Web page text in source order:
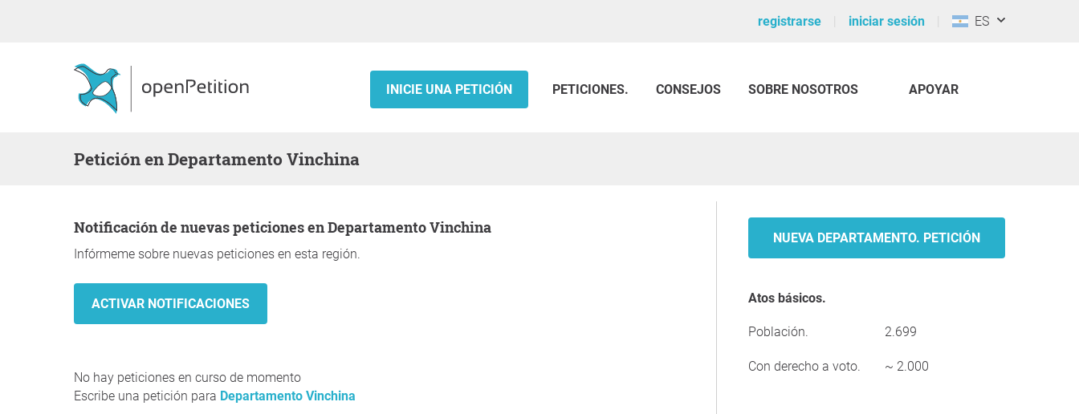
registrarse iniciar sesión ES
INICIE UNA PETICIÓN PETICIONES. CONSEJOS SOBRE NOSOTROS APOYAR
Petición en Departamento Vinchina
Notificación de nuevas peticiones en Departamento Vinchina
Infórmeme sobre nuevas peticiones en esta región.
No hay peticiones en curso de momento
Escribe una petición para Departamento Vinchina
NUEVA DEPARTAMENTO. PETICIÓN
Atos básicos.
Población. 2.699
Con derecho a voto. ~ 2.000